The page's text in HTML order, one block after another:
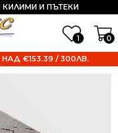
1 0
И ПЪТЕКИ
€153.39 / 300ЛВ.